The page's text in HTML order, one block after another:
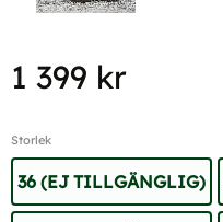
1 399 kr
Storlek
36 (EJ TILLGÄNGLIG)